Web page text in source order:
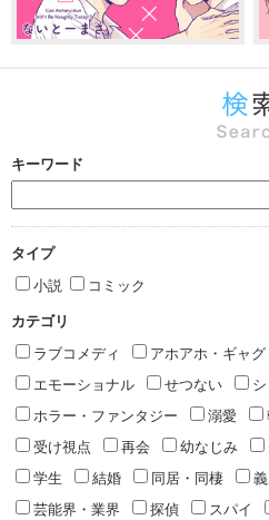
キーワード
タイプ
小説
コミック
カテゴリ
ラブコメディ
アホアホ・ギャグ
エモーショナル
せつない
ホラー・ファンタジー
溺愛
受け視点
再会 幼なじみ
学生
結婚 同居・同棲
芸能界・業界
探偵 スパイ